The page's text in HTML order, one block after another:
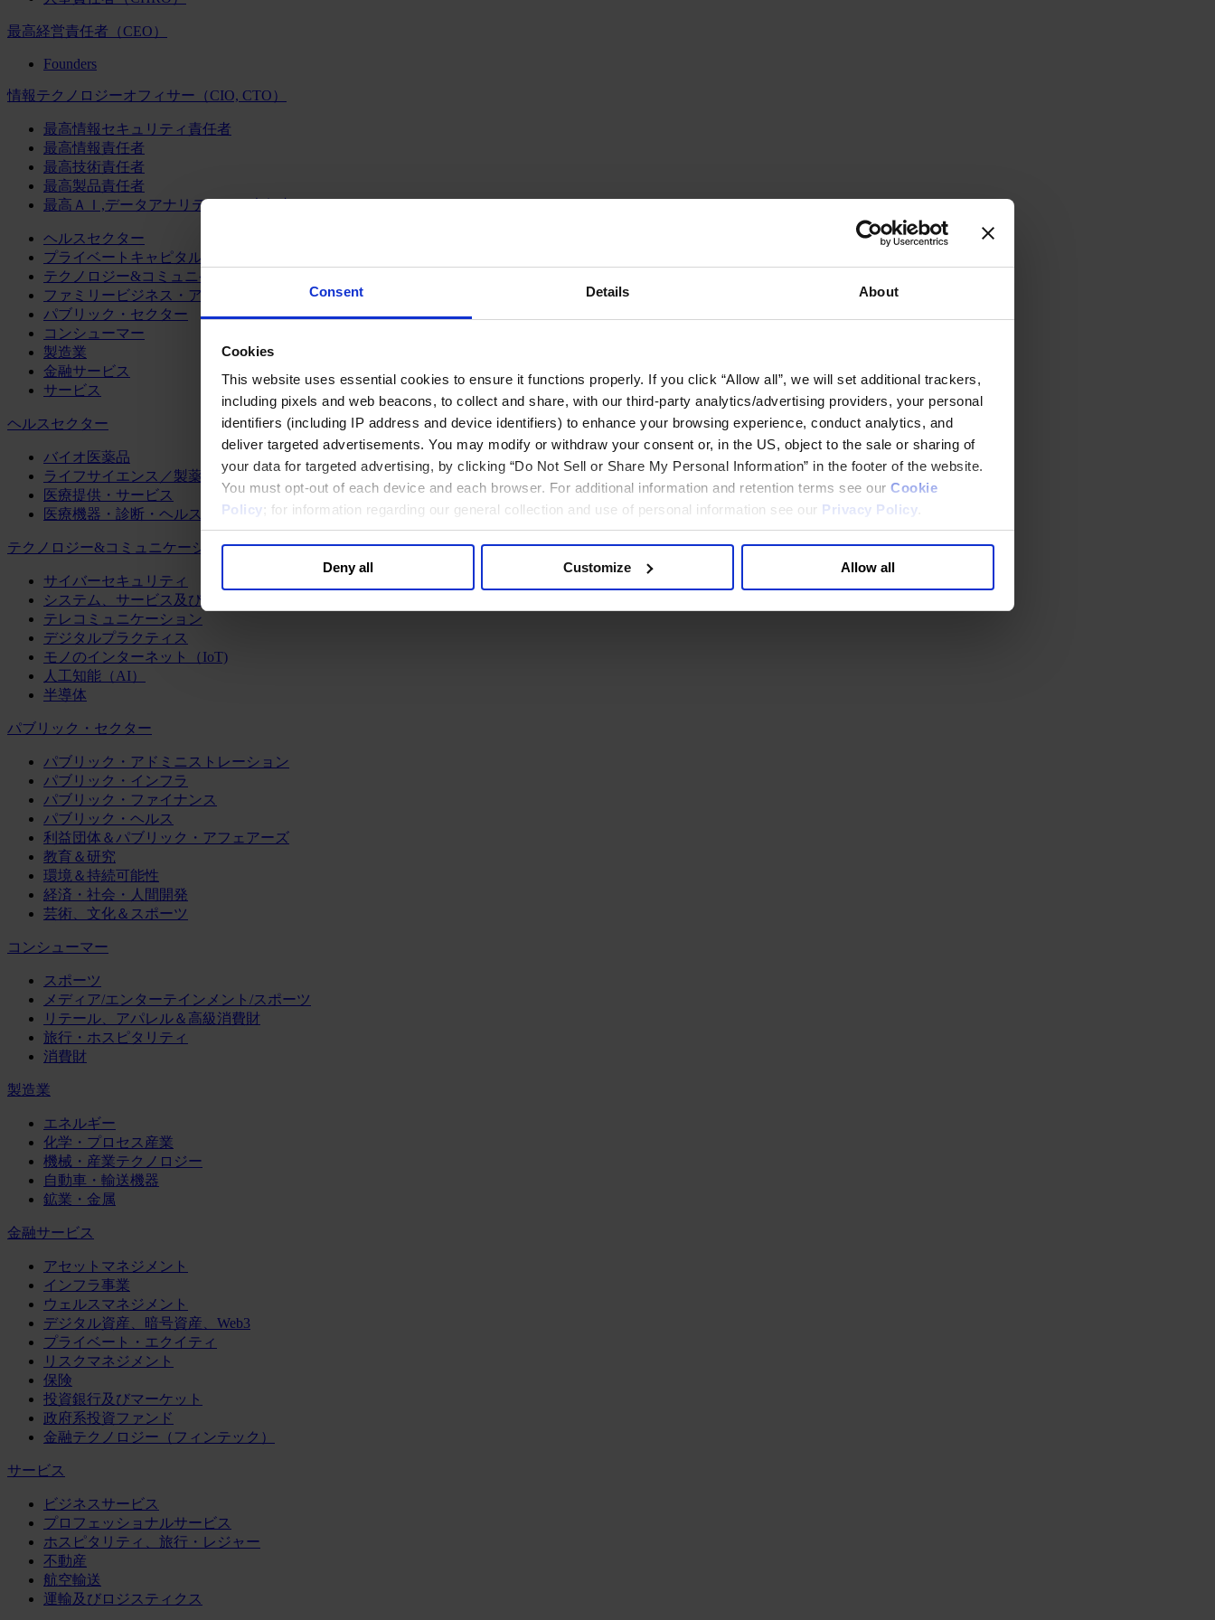
Consent Details About
Cookies
This website uses essential cookies to ensure it functions properly. If you click “Allow all”, we will set additional trackers,
including pixels and web beacons, to collect and share, with our third-party analytics/advertising providers, your personal
identifiers (including IP address and device identifiers) to enhance your browsing experience, conduct analytics, and
deliver targeted advertisements. You may modify or withdraw your consent or, in the US, object to the sale or sharing of
your data for targeted advertising, by clicking “Do Not Sell or Share My Personal Information” in the footer of the website.
You must opt-out of each device and each browser. For additional information and retention terms see our Cookie
Policy; for information regarding our general collection and use of personal information see our Privacy Policy
Deny all Customize Allow all
最高経営責任者（CEO）
Founders
情報テクノロジーオフィサー（CIO, CTO）
最高情報セキュリティ責任者
最高情報責任者
最高技術責任者
最高製品責任者
最高ＡＩ,データアナリティクス責任者
ヘルスセクター
プライベートキャピタル
テクノロジー&コミュニケーション
ファミリービジネス・アドバイザリー
パブリック・セクター
コンシューマー
製造業
金融サービス
サービス
ヘルスセクター
バイオ医薬品
ライフサイエンス／製薬
医療提供・サービス
医療機器・診断・ヘルスケアテクノロジー
テクノロジー&コミュニケーション
サイバーセキュリティ
システム、サービス及びソフトウェア
テレコミュニケーション
デジタルプラクティス
モノのインターネット（IoT)
人工知能（AI）
半導体
パブリック・セクター
パブリック・アドミニストレーション
パブリック・インフラ
パブリック・ファイナンス
パブリック・ヘルス
利益団体＆パブリック・アフェアーズ
教育＆研究
環境＆持続可能性
経済・社会・人間開発
芸術、文化＆スポーツ
コンシューマー
スポーツ
メディア/エンターテインメント/スポーツ
リテール、アパレル＆高級消費財
旅行・ホスピタリティ
消費財
製造業
エネルギー
化学・プロセス産業
機械・産業テクノロジー
自動車・輸送機器
鉱業・金属
金融サービス
アセットマネジメント
インフラ事業
ウェルスマネジメント
デジタル資産、暗号資産、Web3
プライベート・エクイティ
リスクマネジメント
保険
投資銀行及びマーケット
政府系投資ファンド
金融テクノロジー（フィンテック）
サービス
ビジネスサービス
プロフェッショナルサービス
ホスピタリティ、旅行・レジャー
不動産
航空輸送
運輸及びロジスティクス